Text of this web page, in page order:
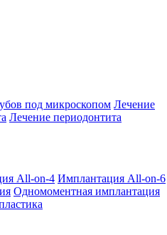
под микроскопом Лечение
Лечение периодонтита
All-on-4 Имплантация All-on-6
Одномоментная имплантация